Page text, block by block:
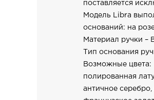
поставляется
Модель Libra
оснований: на
Материал ручки –
Тип основания
Возможные цвета:
полированная
античное серебро,